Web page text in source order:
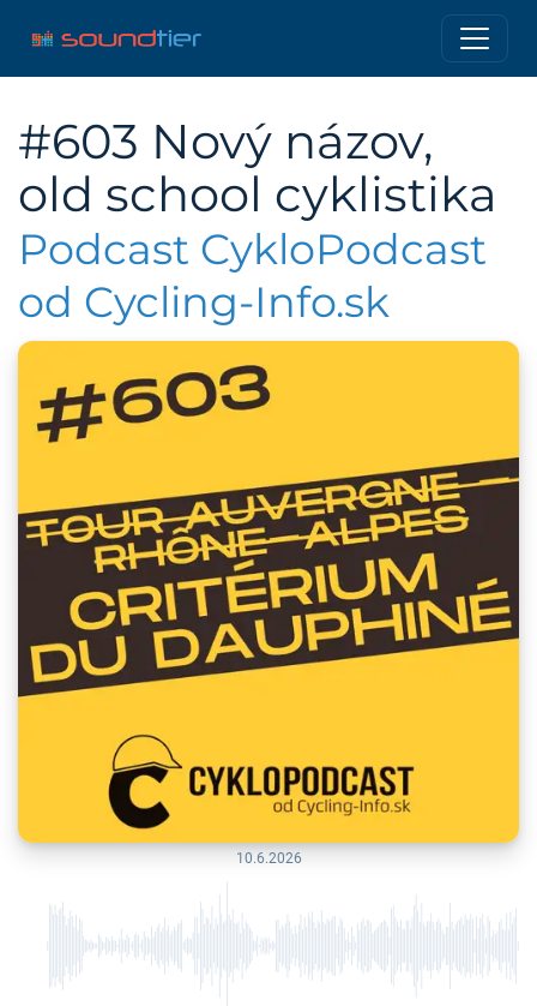
#603 Nový názov,
old school cyklistika
Podcast CykloPodcast
od Cycling-Info.sk
10.6.2026